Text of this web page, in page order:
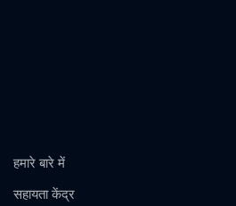
हमारे बारे में
सहायता केंद्र